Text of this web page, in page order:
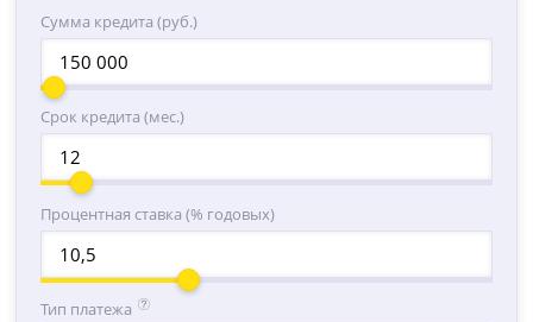
Сумма кредита (руб.)
Срок кредита (мес.)
Процентная ставка (% годовых)
Тип платежа